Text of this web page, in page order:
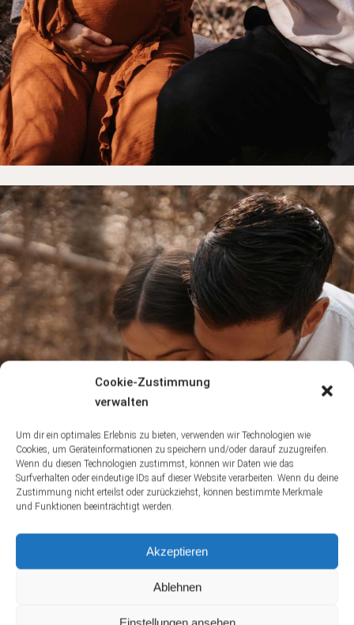
Cookie-Zustimmung
verwalten
Um dir ein optimales Erlebnis zu bieten, verwenden wir Technologien wie
Cookies, um Geräteinformationen zu speichern und/oder darauf zuzugreifen.
Wenn du diesen Technologien zustimmst, können wir Daten wie das
Surfverhalten oder eindeutige IDs auf dieser Website verarbeiten. Wenn du deine
Zustimmung nicht erteilst oder zurückziehst, können bestimmte Merkmale
und Funktionen beeinträchtigt werden.
Akzeptieren
Ablehnen
Einstellungen ansehen